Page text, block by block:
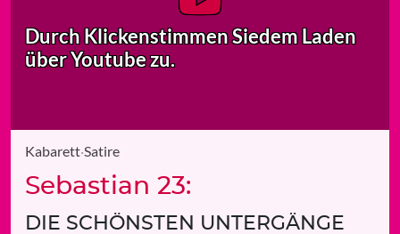
Durch Klickenstimmen Siedem Laden
über Youtube zu.
Kabarett·Satire
Sebastian 23:
DIE SCHÖNSTEN UNTERGÄNGE